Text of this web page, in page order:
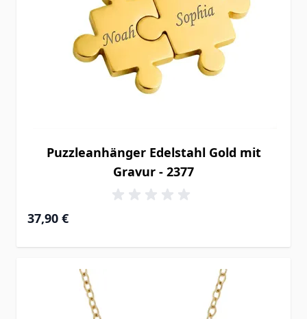
Puzzleanhänger Edelstahl Gold mit
Gravur - 2377
37,90 €